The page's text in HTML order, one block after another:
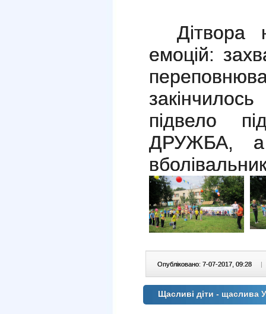
Дітвора
емоцій:
підвело
ДРУЖБА,
Опубліковано: 7-07-2017, 09:28
Щасливі діти - щаслива